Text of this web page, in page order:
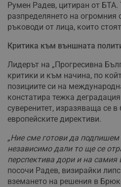
Румен Радев, цитиран от БТА.
разпределянето на огромния
ръководи от лица, които
Критика към външната
Лидерът на „Прогресивна
критики и към начина, по
позициите си на
констатира тежка
суверенитет, изразяваща се
европейските директиви.
„Ние сме готови да
независимо дали то ще се
перспектива дори и на самия
посочи Радев, визирайки
вземането на решения в